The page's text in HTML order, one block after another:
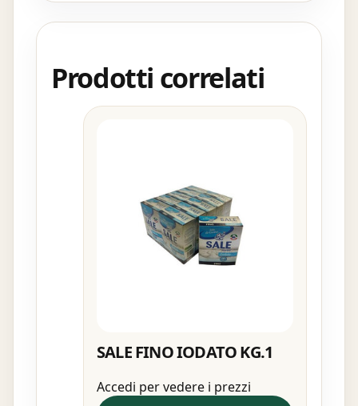
Prodotti correlati
SALE FINO IODATO KG.1
Accedi per vedere i prezzi